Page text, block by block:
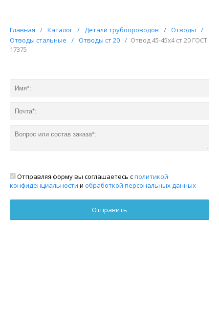
Главная / Каталог / Детали трубопроводов / Отводы
/
Отводы стальные
/ Отводы ст 20 / Отвод 45-45х4 ст.20 ГОСТ
17375
Отправляя форму вы соглашаетесь сполитикой
конфиденциальности и обработкой персональных данных